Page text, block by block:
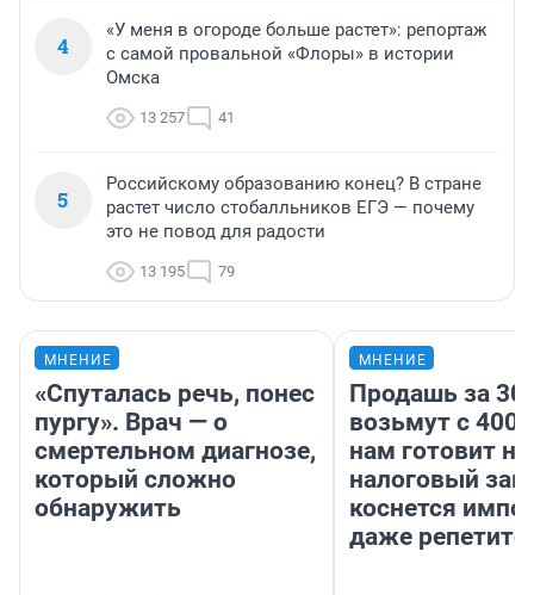
4
«У меня в огороде больше растет»: репортаж
с самой провальной «Флоры» в истории
Омска
13 257 41
5
Российскому образованию конец? В стране
растет число стобалльников ЕГЭ — почему
это не повод для радости
13 195 79
МНЕНИЕ
«Спуталась речь, понес
пургу». Врач — о
смертельном диагнозе,
который сложно
обнаружить
МНЕНИЕ
Продашь за
возьмут с
нам готовит
налоговый
коснется
даже